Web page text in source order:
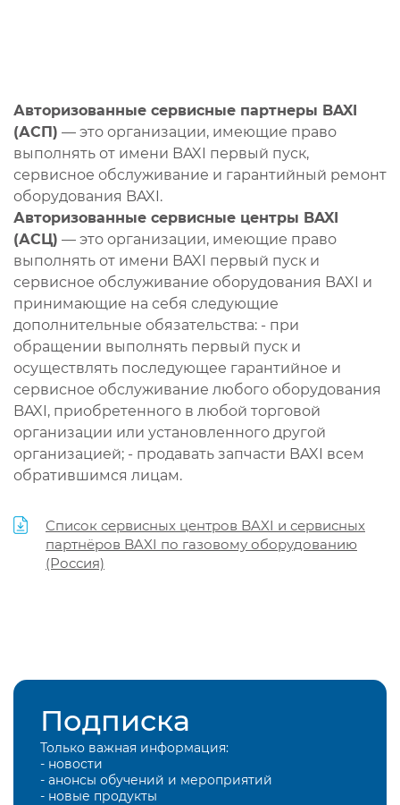
Авторизованные сервисные партнеры BAXI
(АСП) — это организации, имеющие право
выполнять от имени BAXI первый пуск,
сервисное обслуживание и гарантийный ремонт
оборудования BAXI.
Авторизованные сервисные центры BAXI
(АСЦ) — это организации, имеющие право
выполнять от имени BAXI первый пуск и
сервисное обслуживание оборудования BAXI и
принимающие на себя следующие
дополнительные обязательства: - при
обращении выполнять первый пуск и
осуществлять последующее гарантийное и
сервисное обслуживание любого оборудования
BAXI, приобретенного в любой торговой
организации или установленного другой
организацией; - продавать запчасти BAXI всем
обратившимся лицам.
Список сервисных центров BAXI и сервисных
партнёров BAXI по газовому оборудованию
(Россия)
Подписка
Только важная информация:
- новости
- анонсы обучений и мероприятий
- новые продукты